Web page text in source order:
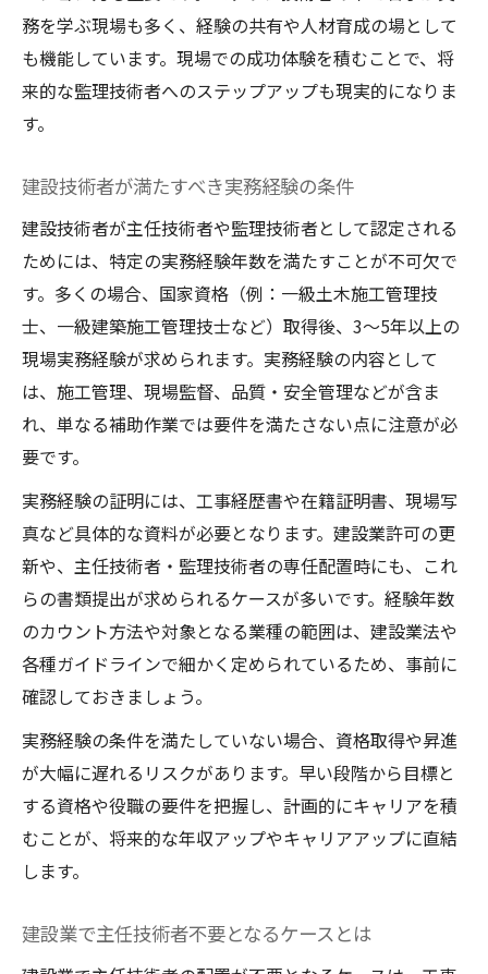
務を学ぶ現場も多く、経験の共有や人材育成の場として
も機能しています。現場での成功体験を積むことで、将
来的な監理技術者へのステップアップも現実的になりま
す。
建設技術者が満たすべき実務経験の条件
建設技術者が主任技術者や監理技術者として認定される
ためには、特定の実務経験年数を満たすことが不可欠で
す。多くの場合、国家資格（例：一級土木施工管理技
士、一級建築施工管理技士など）取得後、3～5年以上の
現場実務経験が求められます。実務経験の内容として
は、施工管理、現場監督、品質・安全管理などが含ま
れ、単なる補助作業では要件を満たさない点に注意が必
要です。
実務経験の証明には、工事経歴書や在籍証明書、現場写
真など具体的な資料が必要となります。建設業許可の更
新や、主任技術者・監理技術者の専任配置時にも、これ
らの書類提出が求められるケースが多いです。経験年数
のカウント方法や対象となる業種の範囲は、建設業法や
各種ガイドラインで細かく定められているため、事前に
確認しておきましょう。
実務経験の条件を満たしていない場合、資格取得や昇進
が大幅に遅れるリスクがあります。早い段階から目標と
する資格や役職の要件を把握し、計画的にキャリアを積
むことが、将来的な年収アップやキャリアアップに直結
します。
建設業で主任技術者不要となるケースとは